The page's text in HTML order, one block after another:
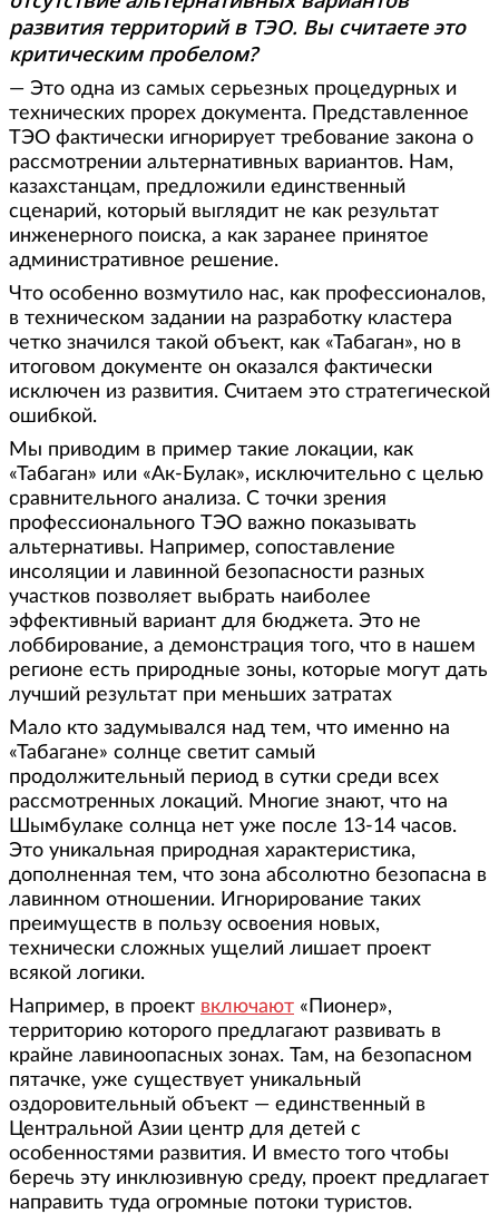
развития территорий в ТЭО. Вы считаете это
критическим пробелом?
— Это одна из самых серьезных процедурных и
технических прорех документа. Представленное
ТЭО фактически игнорирует требование закона о
рассмотрении альтернативных вариантов. Нам,
казахстанцам, предложили единственный
сценарий, который выглядит не как результат
инженерного поиска, а как заранее принятое
административное решение.
Что особенно возмутило нас, как профессионалов,
в техническом задании на разработку кластера
четко значился такой объект, как «Табаган», но в
итоговом документе он оказался фактически
исключен из развития. Считаем это стратегической
ошибкой.
Мы приводим в пример такие локации, как
«Табаган» или «Ак-Булак», исключительно с целью
сравнительного анализа. С точки зрения
профессионального ТЭО важно показывать
альтернативы. Например, сопоставление
инсоляции и лавинной безопасности разных
участков позволяет выбрать наиболее
эффективный вариант для бюджета. Это не
лоббирование, а демонстрация того, что в нашем
регионе есть природные зоны, которые могут дать
лучший результат при меньших затратах
Мало кто задумывался над тем, что именно на
«Табагане» солнце светит самый
продолжительный период в сутки среди всех
рассмотренных локаций. Многие знают, что на
Шымбулаке солнца нет уже после 13-14 часов.
Это уникальная природная характеристика,
дополненная тем, что зона абсолютно безопасна в
лавинном отношении. Игнорирование таких
преимуществ в пользу освоения новых,
технически сложных ущелий лишает проект
всякой логики.
Например, в проект включают «Пионер»,
территорию которого предлагают развивать в
крайне лавиноопасных зонах. Там, на безопасном
пятачке, уже существует уникальный
оздоровительный объект — единственный в
Центральной Азии центр для детей с
особенностями развития. И вместо того чтобы
беречь эту инклюзивную среду, проект предлагает
направить туда огромные потоки туристов.